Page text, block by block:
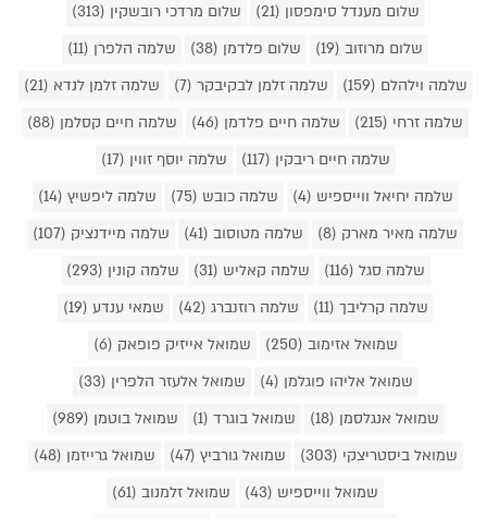
שלום מענדל סימפסון (21)
שלום מרדכי רובשקין (313)
שלום מרוזוב (19)
שלום פלדמן (38)
שלמה הלפרן (11)
שלמה וילהלם (159)
שלמה זלמן לבקיבקר (7)
שלמה זלמן לנדא (21)
שלמה זרחי (215)
שלמה חיים פלדמן (46)
שלמה חיים קסלמן (88)
שלמה חיים ריבקין (117)
שלמה יוסף זווין (17)
שלמה יחיאל ווייספיש (4)
שלמה כובש (75)
שלמה ליפשיץ (14)
שלמה מאיר מארק (8)
שלמה מטוסוב (41)
שלמה מיידנציק (107)
שלמה סגל (116)
שלמה קאליש (31)
שלמה קונין (293)
שלמה קרליבך (11)
שלמה רוזנברג (42)
שמאי ענדע (19)
שמואל אזימוב (250)
שמואל אייזיק פופאק (6)
שמואל אליהו פוגלמן (4)
שמואל אלעזר הלפרין (33)
שמואל אנגלסמן (18)
שמואל בוגרד (1)
שמואל בוטמן (989)
שמואל ביסטריצקי (303)
שמואל גורביץ (47)
שמואל גרייזמן (48)
שמואל ווייספיש (43)
שמואל זלמנוב (61)